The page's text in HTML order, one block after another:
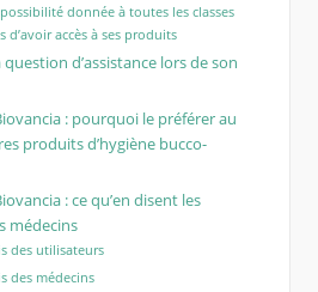
donnée à toutes les classes
d’avoir accès à ses produits
d’assistance lors de son
: pourquoi le préférer au
produits d’hygiène bucco-
: ce qu’en disent les
médecins
des utilisateurs
des médecins